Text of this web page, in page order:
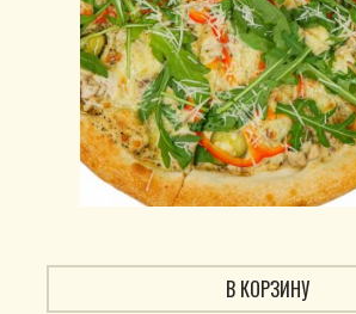
В КОРЗИНУ